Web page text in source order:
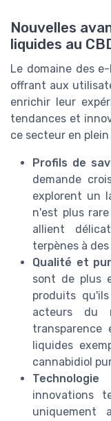
Nouvelles
liquides au
Le domaine des
offrant aux
enrichir leur
tendances et
ce secteur en plein
Profils de
demande
explorent un
n'est plus
allient
terpènes à
Qualité et
sont de plus
produits
acteurs du
liquides
cannabidiol
innovations
uniquement